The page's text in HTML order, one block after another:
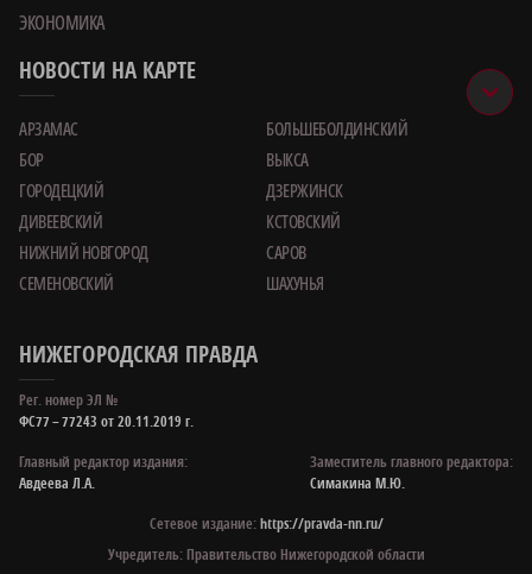
ЭКОНОМИКА
НОВОСТИ НА КАРТЕ
АРЗАМАС
БОЛЬШЕБОЛДИНСКИЙ
БОР
ВЫКСА
ГОРОДЕЦКИЙ
ДЗЕРЖИНСК
ДИВЕЕВСКИЙ
КСТОВСКИЙ
НИЖНИЙ НОВГОРОД
САРОВ
СЕМЕНОВСКИЙ
ШАХУНЬЯ
НИЖЕГОРОДСКАЯ ПРАВДА
Рег. номер ЭЛ №
ФС77 – 77243 от 20.11.2019 г.
Главный редактор издания:
Авдеева Л.А.
Заместитель главного редактора:
Симакина М.Ю.
Сетевое издание:https://pravda-nn.ru/
Учредитель: Правительство Нижегородской области